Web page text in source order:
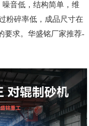
音低，结构简单，维
粉碎率低，成品尺寸在
要求。华盛铭厂家推荐-